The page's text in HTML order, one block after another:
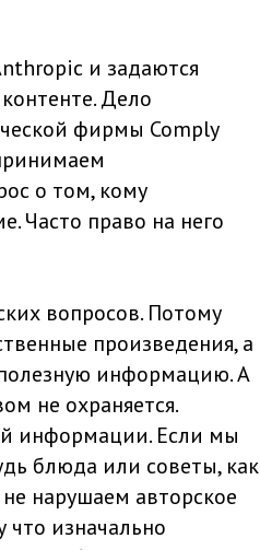
и задаются
Дело
фирмы Comply
о том, кому
Часто право на него
вопросов. Потому
произведения, а
информацию. А
не охраняется.
информации. Если мы
блюда или советы, как
нарушаем авторское
изначально